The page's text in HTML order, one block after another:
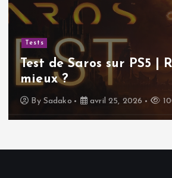
Tests
Test de Saros sur PS5 |
mieux ?
By Sadako avril 25, 2026